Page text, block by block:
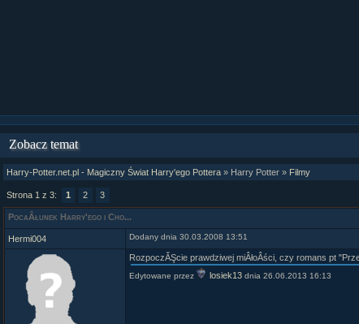
Zobacz temat
Harry-Potter.net.pl - Magiczny Świat Harry'ego Pottera » Harry Potter » Filmy
Strona 1 z 3: 1 2 3
PocaÂłunek Harry'ego i Cho...
Hermi004 Dodany dnia 30.03.2008 13:51
RozpoczĂŞcie prawdziwej miÂłoÂści, czy romans pt
Edytowane przez losiek13 dnia 26.06.2013 16:13